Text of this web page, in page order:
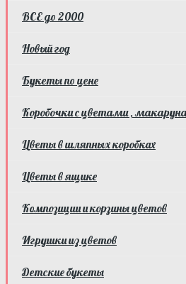
ВСЕ до 2000
Новый год
Букеты по цене
Коробочки с цветами ,
Цветы в шляпных коробках
Цветы в ящике
Композиции и корзины цветов
Игрушки из цветов
Детские букеты